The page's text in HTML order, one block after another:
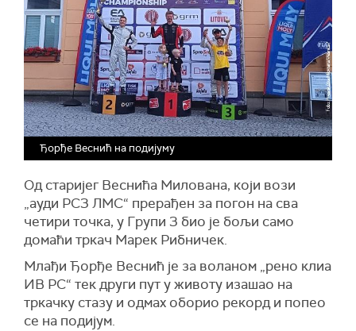
Ђорђе Веснић на подијуму
Од старијег Веснића Милована, који вози
„ауди РС3 ЛМС“ прерађен за погон на сва
четири точка, у Групи 3 био је бољи само
домаћи тркач Марек Рибничек.
Млађи Ђорђе Веснић је за воланом „рено клиа
ИВ РС“ тек други пут у животу изашао на
тркачку стазу и одмах оборио рекорд и попео
се на подијум.